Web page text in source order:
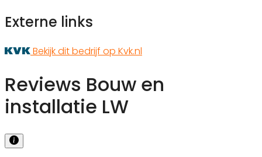
Externe links
Bekijk dit bedrijf op Kvk.nl
Reviews Bouw en
installatie LW